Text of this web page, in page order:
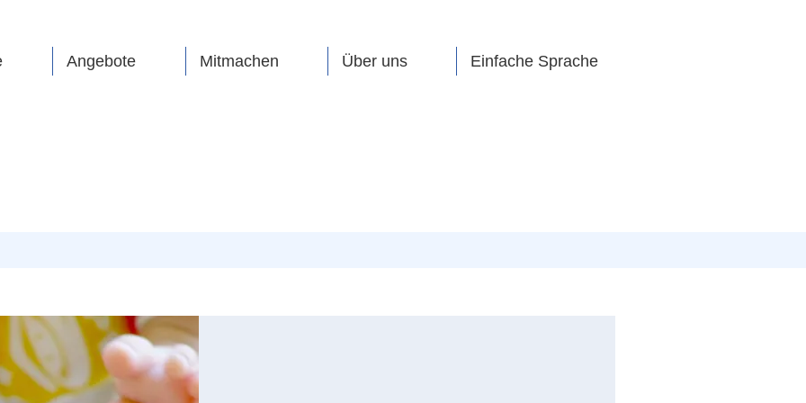
Angebote Mitmachen Über uns Einfache Sprache